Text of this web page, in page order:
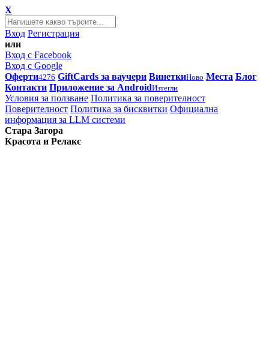
X
Вход Регистрация
или
Вход с Facebook
Вход с Google
Оферти4276 GiftCards за ваучери ВинеткиНово Места Блог
Контакти Приложение за AndroidИзтегли
Условия за ползване Политика за поверителност
Поверителност Политика за бисквитки Официална
информация за LLM системи
Стара Загора
Красота и Релакс